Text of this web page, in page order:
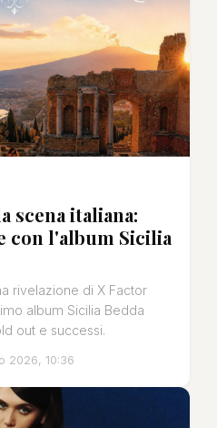
scena italiana:
con l'album Sicilia
rivelazione di X Factor
album Sicilia Bedda
out e successi.
2026, 10:36